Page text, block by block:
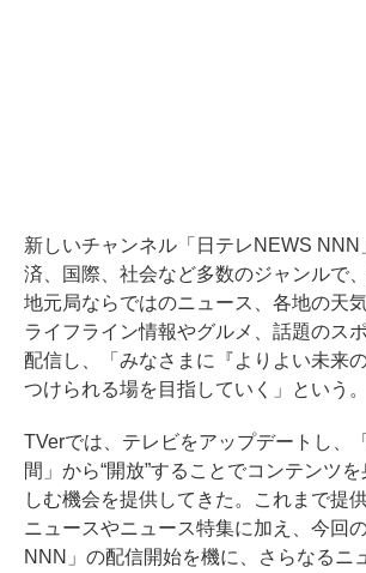
新しいチャンネル「日テレNEWS NNN
済、国際、社会など多数のジャンルで
地元局ならではのニュース、各地の天
ライフライン情報やグルメ、話題のス
配信し、「みなさまに『よりよい未来
つけられる場を目指していく」という。
TVerでは、テレビをアップデートし、
間」から“開放”することでコンテンツ
しむ機会を提供してきた。これまで提
ニュースやニュース特集に加え、今回
NNN」の配信開始を機に、さらなるニ